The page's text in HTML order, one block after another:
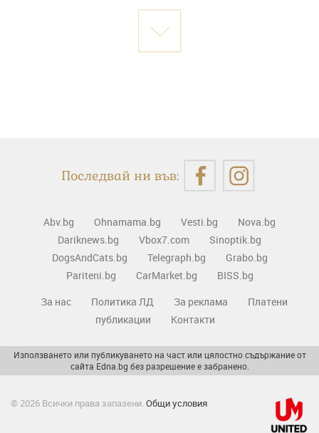
Последвай ни във:
Abv.bg Ohnamama.bg Vesti.bg
Nova.bg
Dariknews.bg
Vbox7.com
Sinoptik.bg
DogsAndCats.bg
Telegraph.bg
Grabo.bg
Pariteni.bg
CarMarket.bg
BISS.bg
За нас
Политика ЛД За реклама
Платени
публикации
Контакти
Използването или публикуването на част или цялостно съдържание от
сайта Edna.bg без разрешение е забранено.
© 2026 Всички права запазени. Общи условия